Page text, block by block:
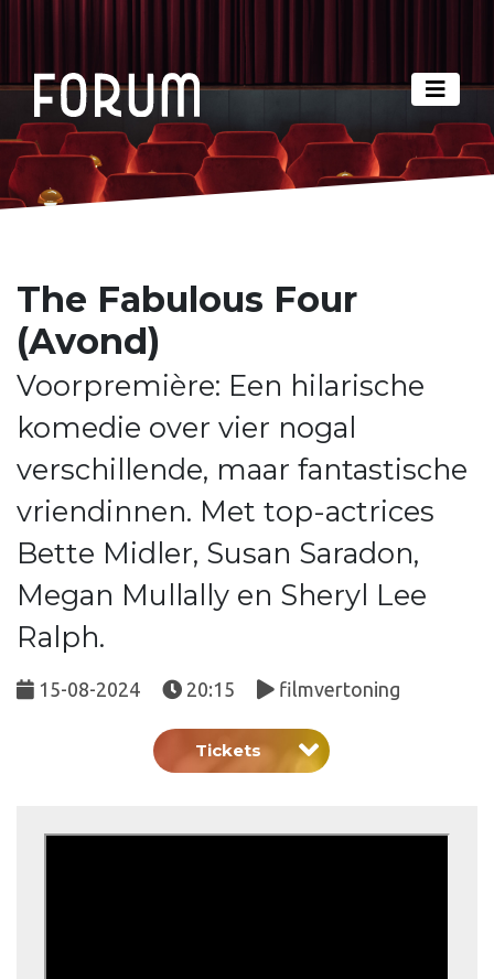
The Fabulous Four
(Avond)
Voorpremière: Een hilarische
komedie over vier nogal
verschillende, maar fantastische
vriendinnen. Met top-actrices
Bette Midler, Susan Saradon,
Megan Mullally en Sheryl Lee
Ralph.
15-08-2024 20:15 filmvertoning
Tickets